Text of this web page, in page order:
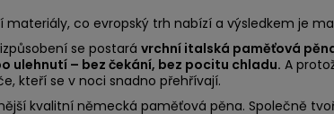
materiály, co evropský trh nabízí a výsledkem je
se postará vrchní italská paměťová
ulehnutí – bez čekání, bez pocitu chladu. A
kteří se v noci snadno přehřívají.
kvalitní německá paměťová pěna. Společně